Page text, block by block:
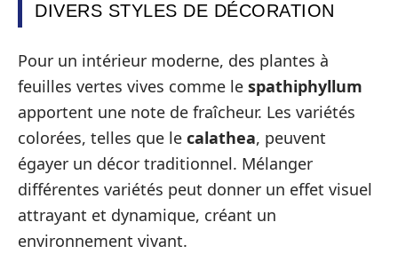
DIVERS STYLES DE DÉCORATION
Pour un intérieur moderne, des plantes à
feuilles vertes vives comme le spathiphyllum
apportent une note de fraîcheur. Les variétés
colorées, telles que le calathea, peuvent
égayer un décor traditionnel. Mélanger
différentes variétés peut donner un effet visuel
attrayant et dynamique, créant un
environnement vivant.